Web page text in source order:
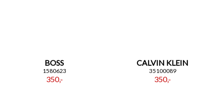
BOSS
1580623
350,-
CALVIN KLEIN
35100089
350,-